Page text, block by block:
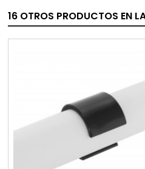
16 OTROS PRODUCTOS EN